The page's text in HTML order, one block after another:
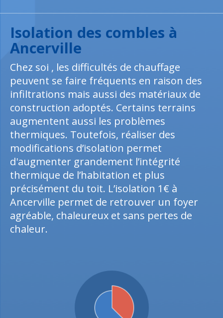
Isolation des combles à
Ancerville
Chez soi , les difficultés de chauffage
peuvent se faire fréquents en raison des
infiltrations mais aussi des matériaux de
construction adoptés. Certains terrains
augmentent aussi les problèmes
thermiques. Toutefois, réaliser des
modifications d’isolation permet
d'augmenter grandement l’intégrité
thermique de l’habitation et plus
précisément du toit. L’isolation 1€ à
Ancerville permet de retrouver un foyer
agréable, chaleureux et sans pertes de
chaleur.